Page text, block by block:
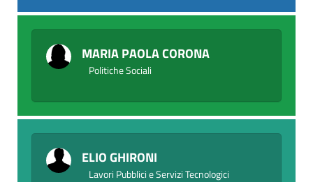
MARIA PAOLA CORONA
Politiche Sociali
ELIO GHIRONI
Lavori Pubblici e Servizi Tecnologici